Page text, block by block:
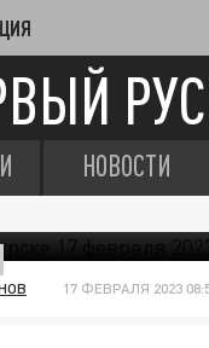
НОВОСТИ
17 ФЕВРАЛЯ 2023